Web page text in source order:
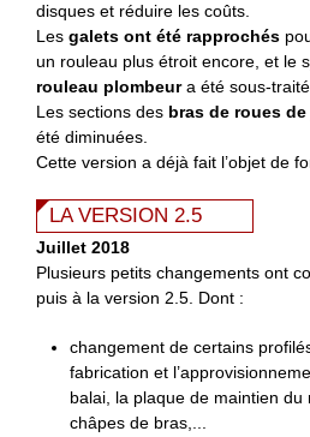
disques et réduire les coûts.
Les galets ont été rapprochés
un rouleau plus étroit encore, et le
rouleau plombeura été sous-
Les sections des bras de roues
été diminuées.
Cette version a déjà fait l’objet de
LA VERSION 2.5
Juillet 2018
Plusieurs petits changements ont
puis à la version 2.5. Dont :
changement de certains
fabrication et
balai, la plaque de maintien
châpes de bras,...